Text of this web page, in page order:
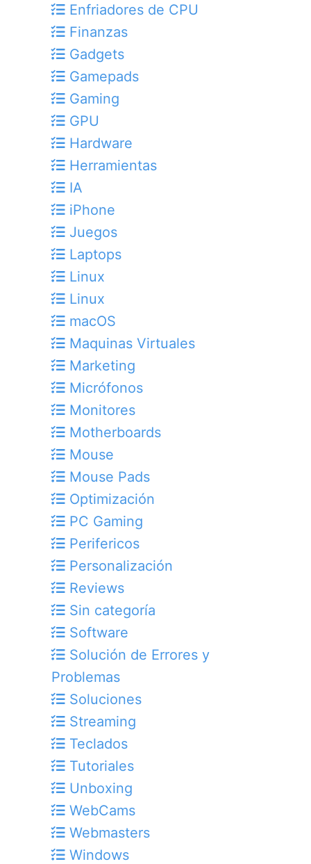
Enfriadores de CPU
Finanzas
Gadgets
Gamepads
Gaming
GPU
Hardware
Herramientas
IA
iPhone
Juegos
Laptops
Linux
Linux
macOS
Maquinas Virtuales
Marketing
Micrófonos
Monitores
Motherboards
Mouse
Mouse Pads
Optimización
PC Gaming
Perifericos
Personalización
Reviews
Sin categoría
Software
Solución de Errores y
Problemas
Soluciones
Streaming
Teclados
Tutoriales
Unboxing
WebCams
Webmasters
Windows